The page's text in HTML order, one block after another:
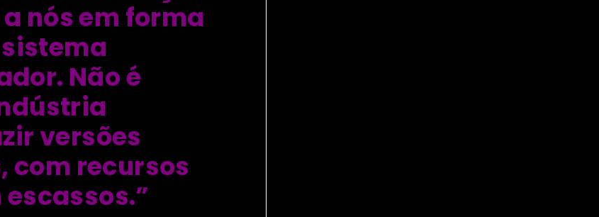
nós em forma
Não é
versões
com recursos